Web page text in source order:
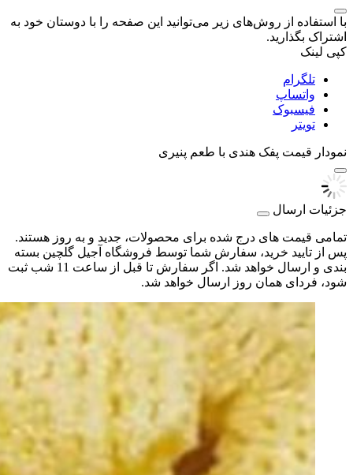
با استفاده از روش‌های زیر می‌توانید این صفحه را با دوستان خود به
اشتراک بگذارید.
کپی لینک
تلگرام
واتساپ
فیسبوک
تویتر
نمودار قیمت پفک هندی با طعم پنیری
جزئیات ارسال
تمامی قیمت های درج شده برای محصولات، جدید و به روز هستند.
پس از تایید خرید، سفارش شما توسط فروشگاه آجیل گلچین بسته
بندی و ارسال خواهد شد. اگر سفارش تا قبل از ساعت 11 شب ثبت
شود، فردای همان روز ارسال خواهد شد.